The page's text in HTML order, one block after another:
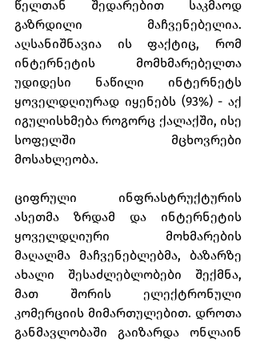
წელთან შედარებით საკმაოდ
გაზრდილი მაჩვენებელია.
აღსანიშნავია ის ფაქტიც, რომ
ინტერნეტის მომხმარებელთა
უდიდესი ნაწილი ინტერნეტს
ყოველდღიურად იყენებს (93%) - აქ
იგულისხმება როგორც ქალაქში, ისე
სოფელში მცხოვრები
მოსახლეობა.
ციფრული ინფრასტრუქტურის
ასეთმა ზრდამ და ინტერნეტის
ყოველდღიური მოხმარების
მაღალმა მაჩვენებლებმა, ბაზარზე
ახალი შესაძლებლობები შექმნა,
მათ შორის ელექტრონული
კომერციის მიმართულებით. დროთა
განმავლობაში გაიზარდა ონლაინ